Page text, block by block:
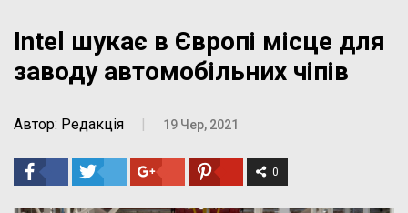
Intel шукає в Європі місце для
заводу автомобільних чіпів
Автор: Редакція | 19 Чер, 2021
0